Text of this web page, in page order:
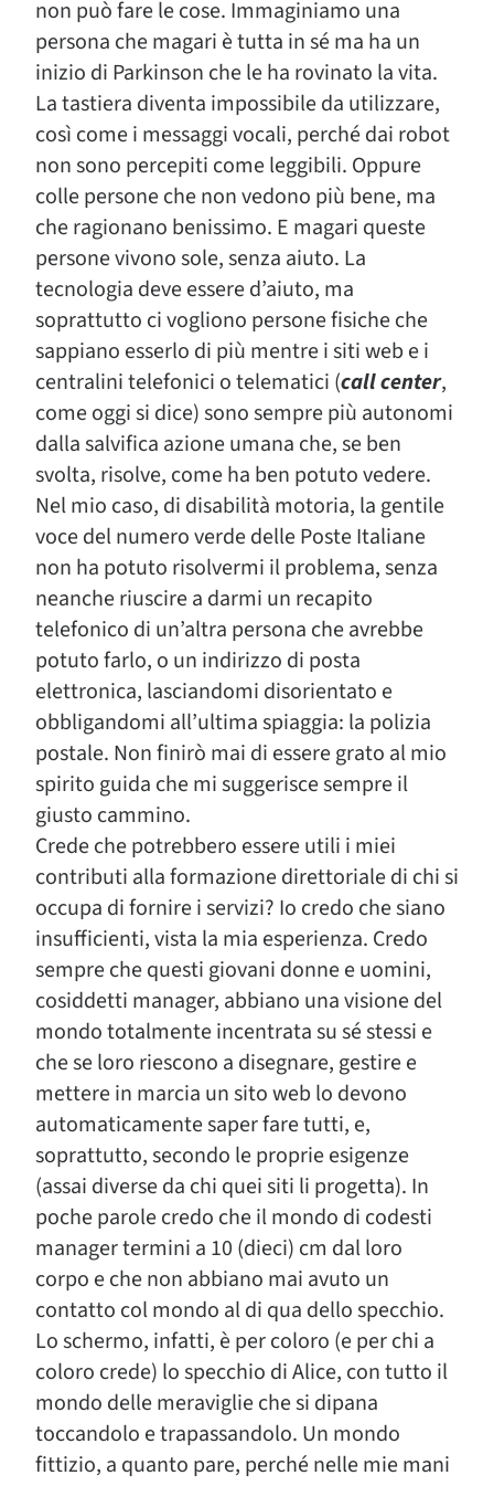
non può fare le cose. Immaginiamo una
persona che magari è tutta in sé ma ha un
inizio di Parkinson che le ha rovinato la vita.
La tastiera diventa impossibile da utilizzare,
così come i messaggi vocali, perché dai robot
non sono percepiti come leggibili. Oppure
colle persone che non vedono più bene, ma
che ragionano benissimo. E magari queste
persone vivono sole, senza aiuto. La
tecnologia deve essere d’aiuto, ma
soprattutto ci vogliono persone fisiche che
sappiano esserlo di più mentre i siti web e i
centralini telefonici o telematici (call center,
come oggi si dice) sono sempre più autonomi
dalla salvifica azione umana che, se ben
svolta, risolve, come ha ben potuto vedere.
Nel mio caso, di disabilità motoria, la gentile
voce del numero verde delle Poste Italiane
non ha potuto risolvermi il problema, senza
neanche riuscire a darmi un recapito
telefonico di un’altra persona che avrebbe
potuto farlo, o un indirizzo di posta
elettronica, lasciandomi disorientato e
obbligandomi all’ultima spiaggia: la polizia
postale. Non finirò mai di essere grato al mio
spirito guida che mi suggerisce sempre il
giusto cammino.
Crede che potrebbero essere utili i miei
contributi alla formazione direttoriale di chi si
occupa di fornire i servizi? Io credo che siano
insufficienti, vista la mia esperienza. Credo
sempre che questi giovani donne e uomini,
cosiddetti manager, abbiano una visione del
mondo totalmente incentrata su sé stessi e
che se loro riescono a disegnare, gestire e
mettere in marcia un sito web lo devono
automaticamente saper fare tutti, e,
soprattutto, secondo le proprie esigenze
(assai diverse da chi quei siti li progetta). In
poche parole credo che il mondo di codesti
manager termini a 10 (dieci) cm dal loro
corpo e che non abbiano mai avuto un
contatto col mondo al di qua dello specchio.
Lo schermo, infatti, è per coloro (e per chi a
coloro crede) lo specchio di Alice, con tutto il
mondo delle meraviglie che si dipana
toccandolo e trapassandolo. Un mondo
fittizio, a quanto pare, perché nelle mie mani